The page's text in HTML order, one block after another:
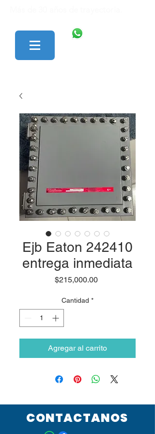
Ejb Eaton 242410
entrega inmediata
$215,000.00Precio
Cantidad *
Agregar al carrito
CONTACTANOS